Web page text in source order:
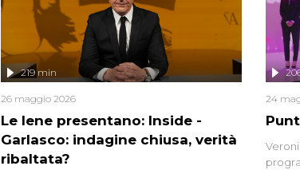
Le Iene presentano: Inside -
Garlasco: indagine chiusa, verità
ribaltata?
219 min
26 maggio 2026 24